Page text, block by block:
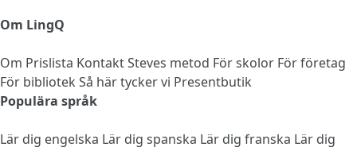
Om LingQ
Om Prislista KontaktSteves metod För skolor För företag
För bibliotek Så här tycker vi Presentbutik
Populära språk
Lär dig engelska Lär dig spanska Lär dig franska Lär dig